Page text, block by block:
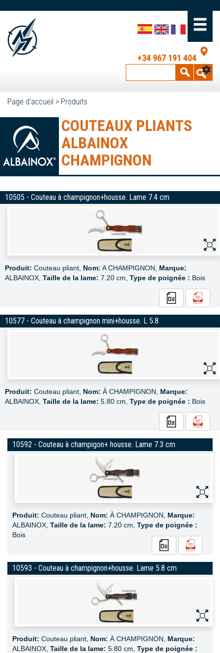
+34 967 191 404
Page d'accueil > Produits
COUTEAUX PLIANTS
ALBAINOX
CHAMPIGNON
10505 - Couteau à champignon+housse. Lame 7.4 cm
Produit: Couteau pliant, Nom: A CHAMPIGNON, Marque:
ALBAINOX, Taille de la lame: 7.20 cm, Type de poignée : Bois
10577 - Couteau à champignon mini+housse. L 5.8
Produit: Couteau pliant, Nom: À CHAMPIGNON, Marque:
ALBAINOX, Taille de la lame: 5.80 cm, Type de poignée : Bois
10592 - Couteau à champigon+ housse. Lame 7.3 cm
Produit: Couteau pliant, Nom: À CHAMPIGNON, Marque:
ALBAINOX, Taille de la lame: 7.20 cm, Type de poignée :
Bois
10593 - Couteau à champignon+housse. Lame 5.8 cm
Produit: Couteau pliant, Nom: À CHAMPIGNON, Marque:
ALBAINOX, Taille de la lame: 5.80 cm, Type de poignée :